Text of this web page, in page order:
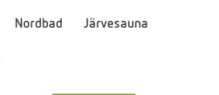
Nordbad Järvesauna